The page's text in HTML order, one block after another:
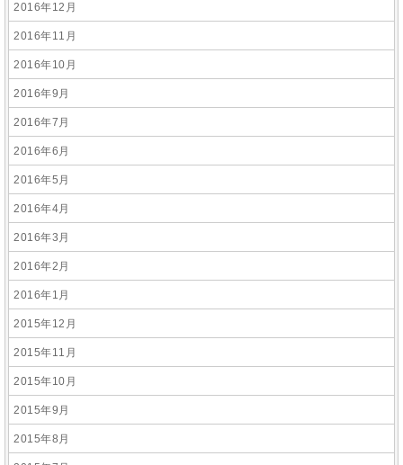
2016年12月
2016年11月
2016年10月
2016年9月
2016年7月
2016年6月
2016年5月
2016年4月
2016年3月
2016年2月
2016年1月
2015年12月
2015年11月
2015年10月
2015年9月
2015年8月